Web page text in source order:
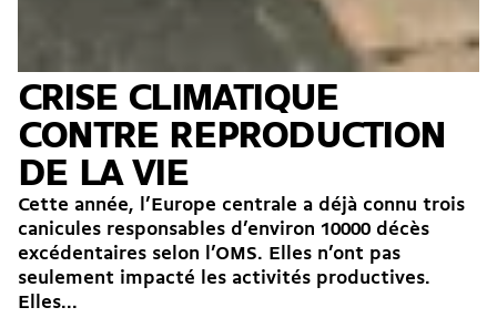
CRISE CLIMATIQUE
CONTRE REPRODUCTION
DE LA VIE
Cette année, l’Europe centrale a déjà connu trois
canicules responsables d’environ 10000 décès
excédentaires selon l’OMS. Elles n’ont pas
seulement impacté les activités productives.
Elles...